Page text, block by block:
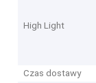
High Light
Czas dostawy